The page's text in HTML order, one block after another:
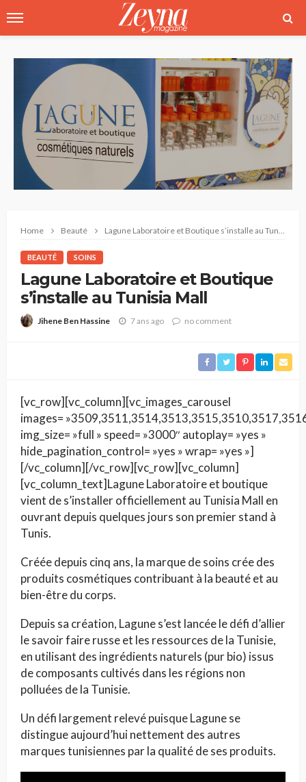
Home Beauté Lagune Laboratoire et Boutique s’installe au Tunisia Mall
BEAUTÉ SOINS
Lagune Laboratoire et Boutique
s’installe au Tunisia Mall
Jihene Ben Hassine 7 ans ago no comment
[vc_row][vc_column][vc_images_carousel
images=
img_size= »full » speed= »3000″ autoplay= »yes »
hide_pagination_control= »yes » wrap= »yes »]
[/vc_column][/vc_row][vc_row][vc_column]
[vc_column_text]Lagune Laboratoire et boutique
vient de s’installer officiellement au Tunisia Mall en
ouvrant depuis quelques jours son premier stand à
Tunis.
Créée depuis cinq ans, la marque de soins crée des
produits cosmétiques contribuant à la beauté et au
bien-être du corps.
Depuis sa création, Lagune s’est lancée le défi d’allier
le savoir faire russe et les ressources de la Tunisie,
en utilisant des ingrédients naturels (pur bio) issus
de composants cultivés dans les régions non
polluées de la Tunisie.
Un défi largement relevé puisque Lagune se
distingue aujourd’hui nettement des autres
marques tunisiennes par la qualité de ses produits.